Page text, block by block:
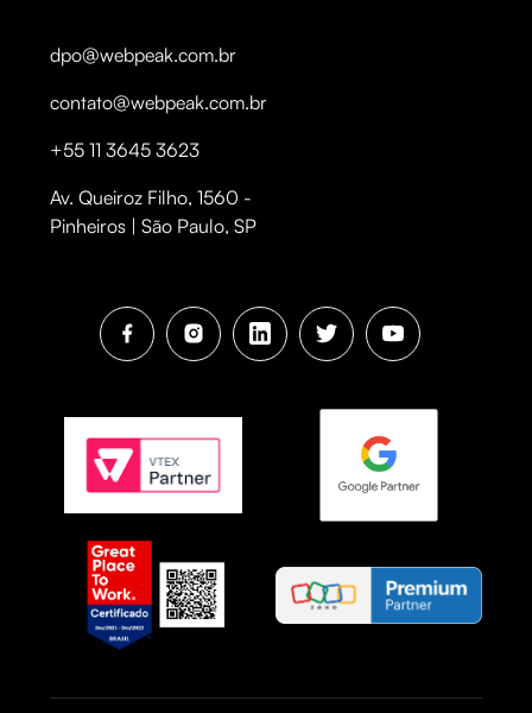
dpo@webpeak.com.br
contato@webpeak.com.br
+55 11 3645 3623
Av. Queiroz Filho, 1560 -
Pinheiros | São Paulo, SP